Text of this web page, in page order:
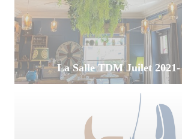
La Salle TDM Juilet